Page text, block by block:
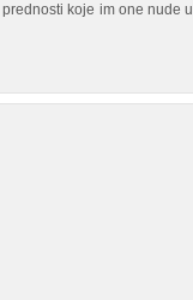
koje im one nude u